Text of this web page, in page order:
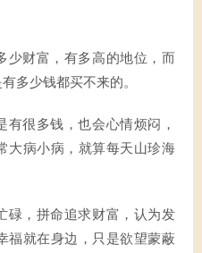
少财富，有多高的地位，而
多少钱都买不来的。
有很多钱，也会心情烦闷，
大病小病，就算每天山珍海
碌，拼命追求财富，认为发
福就在身边，只是欲望蒙蔽